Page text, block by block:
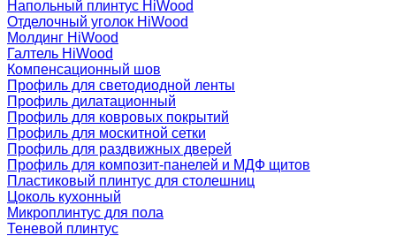
Напольный плинтус HiWood
Отделочный уголок HiWood
Молдинг HiWood
Галтель HiWood
Компенсационный шов
Профиль для светодиодной ленты
Профиль дилатационный
Профиль для ковровых покрытий
Профиль для москитной сетки
Профиль для раздвижных дверей
Профиль для композит-панелей и МДФ щитов
Пластиковый плинтус для столешниц
Цоколь кухонный
Микроплинтус для пола
Теневой плинтус